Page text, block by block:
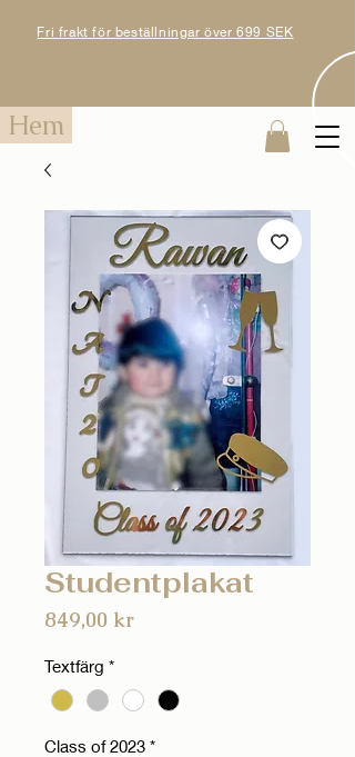
Fri frakt för beställningar över 699 SEK
Hem
Studentplakat
849,00 krPris
Textfärg *
Class of 2023 *